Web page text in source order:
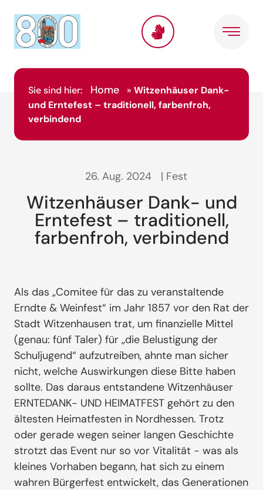
Sie sind hier: Home » Witzenhäuser Dank-
und Erntefest – traditionell, farbenfroh,
verbindend
26. Aug. 2024 | Fest
Witzenhäuser Dank- und
Erntefest – traditionell,
farbenfroh, verbindend
Als das „Comitee für das zu veranstaltende
Erndte & Weinfest“ im Jahr 1857 vor den Rat der
Stadt Witzenhausen trat, um finanzielle Mittel
(genau: fünf Taler) für „die Belustigung der
Schuljugend“ aufzutreiben, ahnte man sicher
nicht, welche Auswirkungen diese Bitte haben
sollte. Das daraus entstandene Witzenhäuser
ERNTEDANK- UND HEIMATFEST gehört zu den
ältesten Heimatfesten in Nordhessen. Trotz
oder gerade wegen seiner langen Geschichte
strotzt das Event nur so vor Vitalität - was als
kleines Vorhaben begann, hat sich zu einem
wahren Bürgerfest entwickelt, das Generationen